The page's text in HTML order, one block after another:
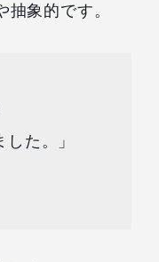
象的です。
た。」